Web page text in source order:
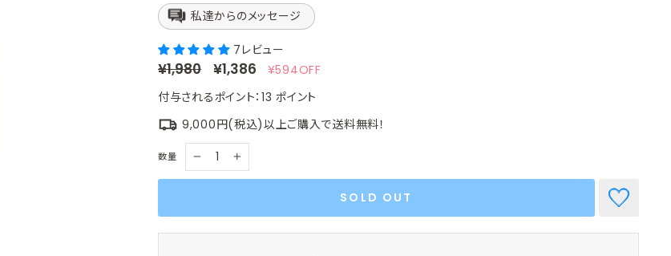
私達からのメッセージ
7レビュー
定
¥1,980
セ
ル
価
格
¥1,386
¥594OFF
付与されるポイント： 13 ポイント
9,000円(税込)以上ご購入で送料無料！
数量
−
+
SOLD OUT